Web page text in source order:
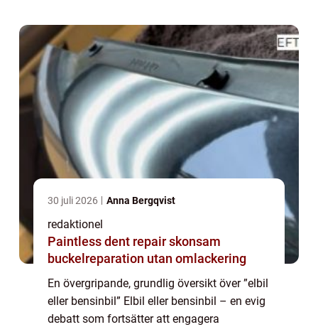
30 juli 2026 Anna Bergqvist
redaktionel
Paintless dent repair skonsam
buckelreparation utan omlackering
En övergripande, grundlig översikt över ”elbil
eller bensinbil” Elbil eller bensinbil – en evig
debatt som fortsätter att engagera